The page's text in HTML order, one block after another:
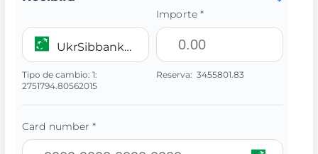
UkrSibbank UAH
Tipo de cambio: 1:
2751794.80562015
Importe *
Reserva: 3455801.83
Card number *